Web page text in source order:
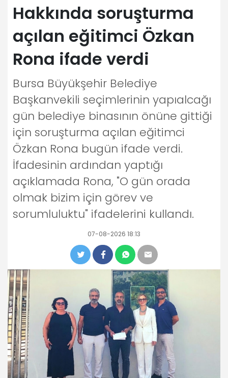
Hakkında soruşturma
açılan eğitimci Özkan
Rona ifade verdi
Bursa Büyükşehir Belediye
Başkanvekili seçimlerinin yapıalcağı
gün belediye binasının önüne gittiği
için soruşturma açılan eğitimci
Özkan Rona bugün ifade verdi.
İfadesinin ardından yaptığı
açıklamada Rona, "O gün orada
olmak bizim için görev ve
sorumluluktu" ifadelerini kullandı.
07-08-2026 18:13